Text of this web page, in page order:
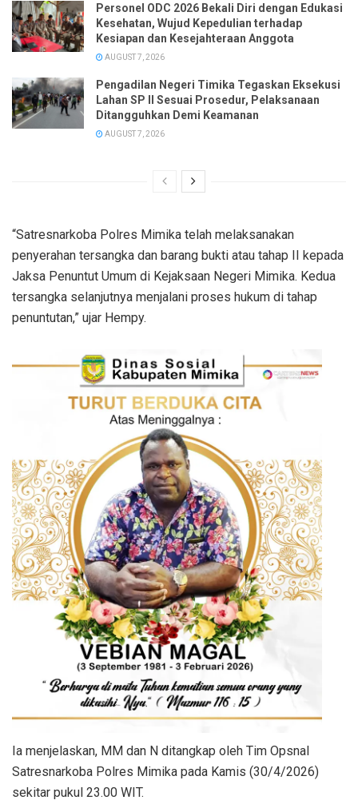
Personel ODC 2026 Bekali Diri dengan Edukasi
Kesehatan, Wujud Kepedulian terhadap
Kesiapan dan Kesejahteraan Anggota
AUGUST 7, 2026
Pengadilan Negeri Timika Tegaskan Eksekusi
Lahan SP II Sesuai Prosedur, Pelaksanaan
Ditangguhkan Demi Keamanan
AUGUST 7, 2026
“Satresnarkoba Polres Mimika telah melaksanakan
penyerahan tersangka dan barang bukti atau tahap II kepada
Jaksa Penuntut Umum di Kejaksaan Negeri Mimika. Kedua
tersangka selanjutnya menjalani proses hukum di tahap
penuntutan,” ujar Hempy.
Ia menjelaskan, MM dan N ditangkap oleh Tim Opsnal
Satresnarkoba Polres Mimika pada Kamis (30/4/2026)
sekitar pukul 23.00 WIT.